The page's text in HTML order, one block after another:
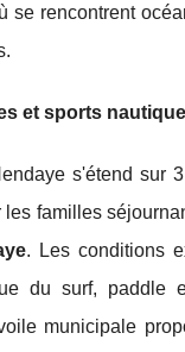
se rencontrent
et sports
s'étend sur
familles
. Les conditions
du surf, paddle
municipale